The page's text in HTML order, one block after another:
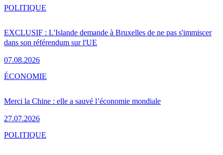
EXCLUSIF : L'Islande demande à Bruxelles de ne pas s'immiscer
dans son référendum sur l'UE
07.08.2026
POLITIQUE
Merci la Chine : elle a sauvé l’économie mondiale
27.07.2026
ÉCONOMIE
POLITIQUE